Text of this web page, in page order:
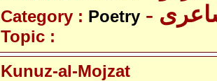
Category : Poetry
Topic :
Kunuz-al-Mojzat